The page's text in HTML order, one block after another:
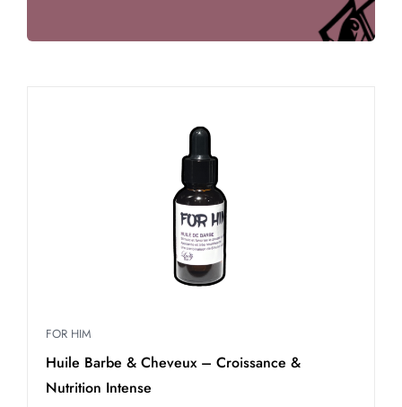
FOR HIM
Huile Barbe & Cheveux – Croissance &
Nutrition Intense